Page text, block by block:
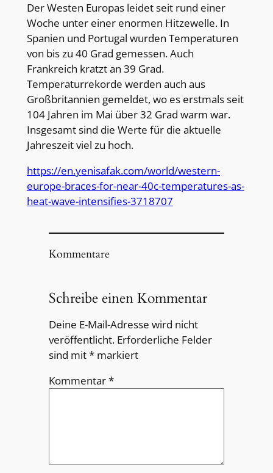
Der Westen Europas leidet seit rund einer
Woche unter einer enormen Hitzewelle. In
Spanien und Portugal wurden Temperaturen
von bis zu 40 Grad gemessen. Auch
Frankreich kratzt an 39 Grad.
Temperaturrekorde werden auch aus
Großbritannien gemeldet, wo es erstmals seit
104 Jahren im Mai über 32 Grad warm war.
Insgesamt sind die Werte für die aktuelle
Jahreszeit viel zu hoch.
https://en.yenisafak.com/world/western-
europe-braces-for-near-40c-temperatures-as-
heat-wave-intensifies-3718707
Kommentare
Schreibe einen Kommentar
Deine E-Mail-Adresse wird nicht
veröffentlicht. Erforderliche Felder
sind mit*markiert
Kommentar*